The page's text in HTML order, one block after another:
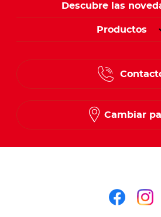
Descubre las
Productos
Cambiar